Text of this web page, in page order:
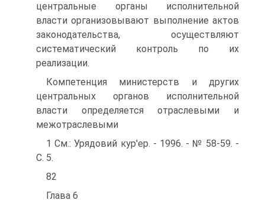
центральные органы исполнительной
власти организовывают выполнение актов
законодательства, осуществляют
систематический контроль по их
реализации.
Компетенция министерств и других
центральных органов исполнительной
власти определяется отраслевыми и
межотраслевыми
1 См.: Урядовий кур'ер. - 1996. - № 58-59. -
С. 5.
82
Глава 6